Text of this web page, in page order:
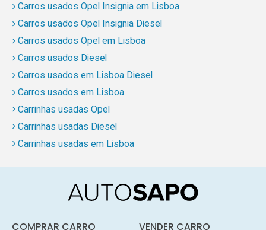
Carros usados Opel Insignia em Lisboa
Carros usados Opel Insignia Diesel
Carros usados Opel em Lisboa
Carros usados Diesel
Carros usados em Lisboa Diesel
Carros usados em Lisboa
Carrinhas usadas Opel
Carrinhas usadas Diesel
Carrinhas usadas em Lisboa
COMPRAR CARRO VENDER CARRO